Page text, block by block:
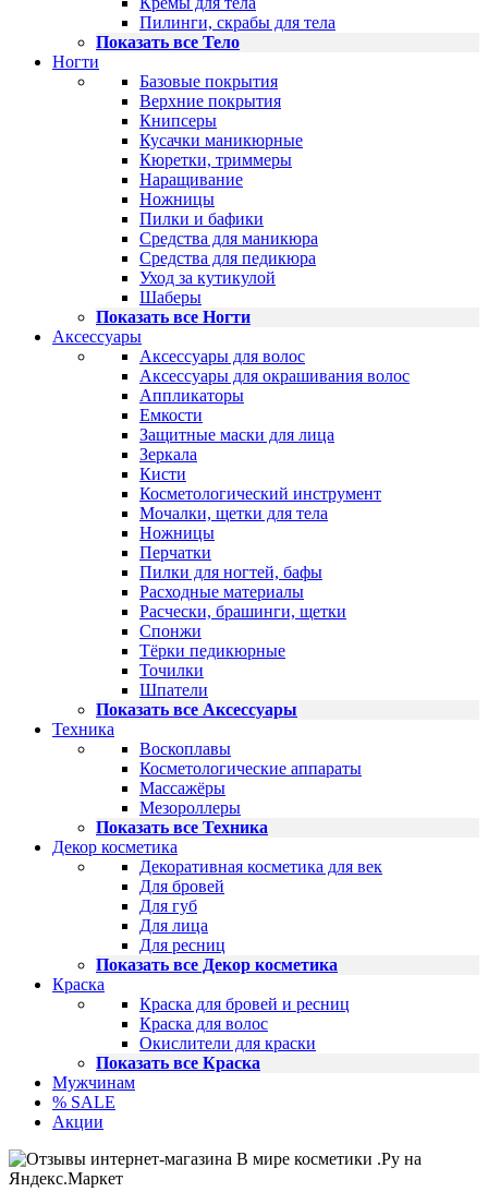
Пилинги, скрабы для тела
Показать все Тело
Ногти
Базовые покрытия
Верхние покрытия
Книпсеры
Кусачки маникюрные
Кюретки, триммеры
Наращивание
Ножницы
Пилки и бафики
Средства для маникюра
Средства для педикюра
Уход за кутикулой
Шаберы
Показать все Ногти
Аксессуары
Аксессуары для волос
Аксессуары для окрашивания волос
Аппликаторы
Емкости
Защитные маски для лица
Зеркала
Кисти
Косметологический инструмент
Мочалки, щетки для тела
Ножницы
Перчатки
Пилки для ногтей, бафы
Расходные материалы
Расчески, брашинги, щетки
Спонжи
Тёрки педикюрные
Точилки
Шпатели
Показать все Аксессуары
Техника
Воскоплавы
Косметологические аппараты
Массажёры
Мезороллеры
Показать все Техника
Декор косметика
Декоративная косметика для век
Для бровей
Для губ
Для лица
Для ресниц
Показать все Декор косметика
Краска
Краска для бровей и ресниц
Краска для волос
Окислители для краски
Показать все Краска
Мужчинам
% SALE
Акции